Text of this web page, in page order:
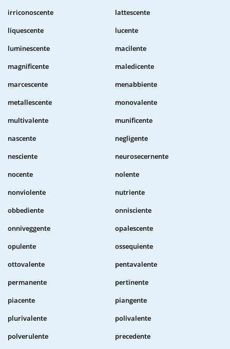
irriconoscente
lattescente
liquescente
lucente
luminescente
macilente
magnificente
maledicente
marcescente
menabbiente
metallescente
monovalente
multivalente
munificente
nascente
negligente
nesciente
neurosecernente
nocente
nolente
nonviolente
nutriente
obbediente
onnisciente
onniveggente
opalescente
opulente
ossequiente
ottovalente
pentavalente
permanente
pertinente
piacente
piangente
plurivalente
polivalente
polverulente
precedente